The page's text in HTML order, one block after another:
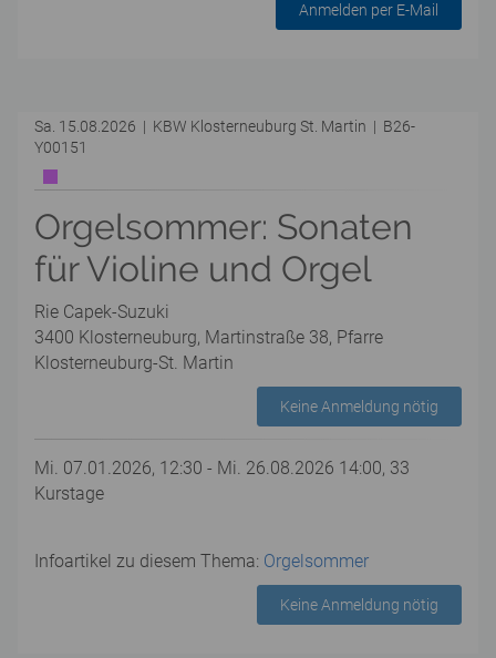
Anmelden per E-Mail
Sa. 15.08.2026 | KBW Klosterneuburg St. Martin | B26-
Y00151
Orgelsommer: Sonaten
für Violine und Orgel
Rie Capek-Suzuki
3400 Klosterneuburg, Martinstraße 38, Pfarre
Klosterneuburg-St. Martin
Keine Anmeldung nötig
Mi. 07.01.2026, 12:30 - Mi. 26.08.2026 14:00, 33
Kurstage
Infoartikel zu diesem Thema: Orgelsommer
Keine Anmeldung nötig